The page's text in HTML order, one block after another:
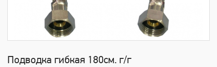
Подводка гибкая 180см. г/г